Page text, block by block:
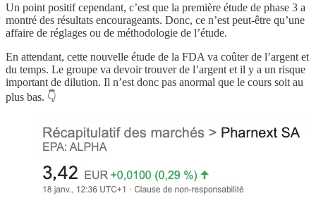
Un point positif cependant, c’est que la première étude de phase 3 a
montré des résultats encourageants. Donc, ce n’est peut-être qu’une
affaire de réglages ou de méthodologie de l’étude.
En attendant, cette nouvelle étude de la FDA va coûter de l’argent et
du temps. Le groupe va devoir trouver de l’argent et il y a un risque
important de dilution. Il n’est donc pas anormal que le cours soit au
plus bas. 👇